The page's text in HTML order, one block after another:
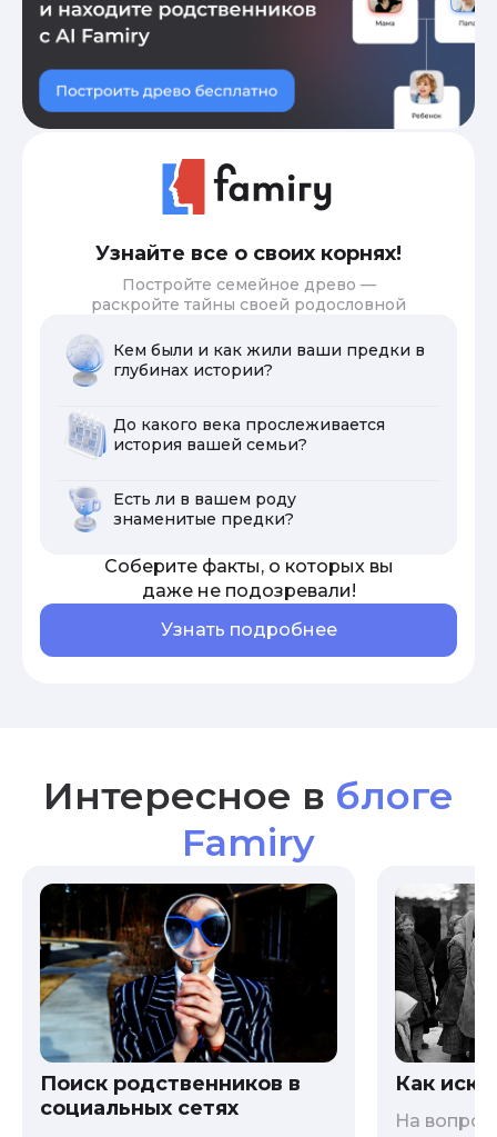
Узнайте все о своих корнях!
Постройте семейное древо —
раскройте тайны своей родословной
Кем были и как жили ваши предки в
глубинах истории?
До какого века прослеживается
история вашей семьи?
Есть ли в вашем роду
знаменитые предки?
Соберите факты, о которых вы
даже не подозревали!
Узнать подробнее
Интересное в блоге
Famiry
Поиск родственников в
социальных сетях
Как
На вопрос